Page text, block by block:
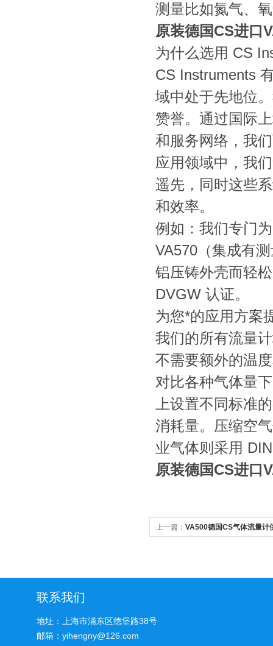
测量比如氮气、
原装德国CS进口
为什么选用 CS
CS Instruments
域中处于先地位
赞誉。通过国际
和服务网络，我
应用领域中，我
遥先，同时这些
和效率。
例如：我们专门
VA570（集成有
铝压铸外壳而轻
DVGW 认证。
为您*的应用方案
我们的所有流量
不需要额外的温
对比各种气体量
上设置不同标准
消耗量。压缩空
业气体则采用
原装德国CS进口
上一篇： VA500德国CS气体流量计
联系我们
地址：上海市浦东区德堡路38号
邮箱：yihengny@126.com